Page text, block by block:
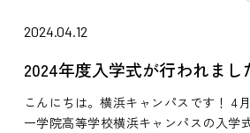
2024.04.12
2024年度入学式が行われまし
こんにちは。横浜キャンパスです！ 4
一学院高等学校横浜キャンパスの入学